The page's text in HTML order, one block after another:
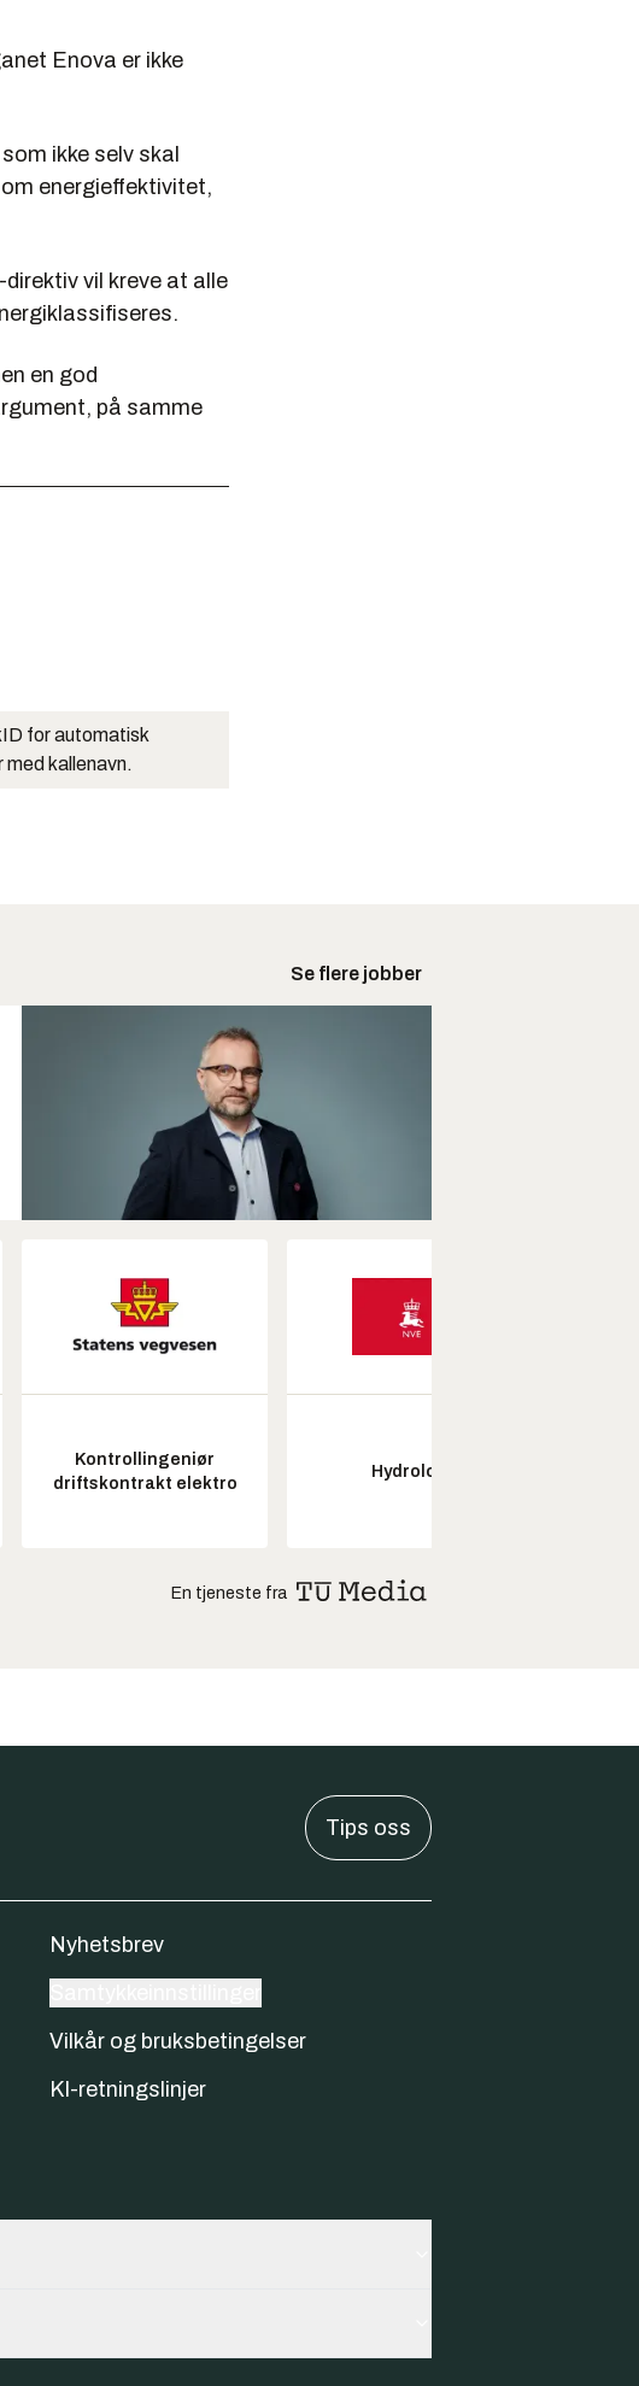
Enova er ikke
ikke selv skal
energieffektivitet,
vil kreve at alle
en god
på samme
for automatisk
med kallenavn.
Se flere jobber
Kontrollingeniør
driftskontrakt elektro
Hydrolog
En tjeneste fra
Tips oss
Nyhetsbrev
Vilkår og bruksbetingelser
KI-retningslinjer